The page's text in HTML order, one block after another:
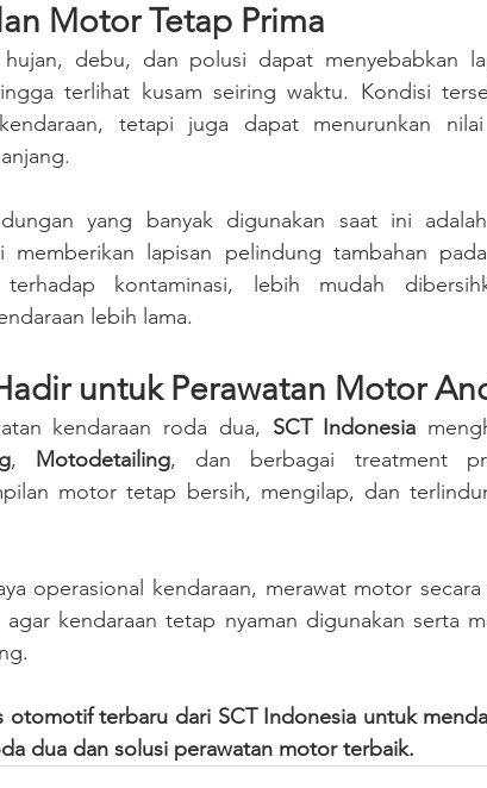
Motor Tetap Prima
hujan, debu, dan polusi dapat menyebabkan
terlihat kusam seiring waktu. Kondisi
tetapi juga dapat menurunkan
yang banyak digunakan saat ini adalah
memberikan lapisan pelindung tambahan
kontaminasi, lebih mudah
lebih lama.
untuk Perawatan Motor
kendaraan roda dua, SCT Indonesia
, Motodetailing, dan berbagai treatment
motor tetap bersih, mengilap, dan
operasional kendaraan, merawat motor
kendaraan tetap nyaman digunakan serta
terbaru dari SCT Indonesia untuk
dua dan solusi perawatan motor terbaik.